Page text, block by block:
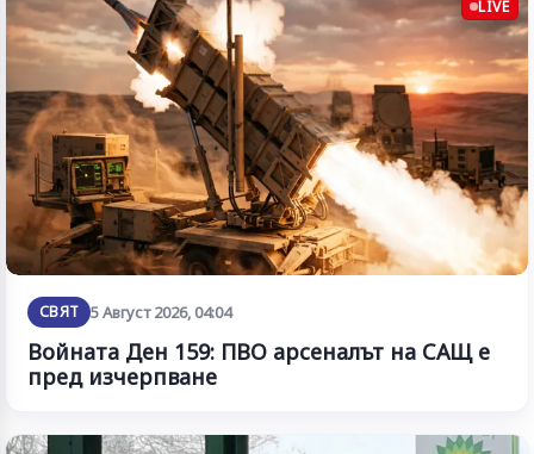
LIVE
СВЯТ 5 Август 2026, 04:04
Войната Ден 159: ПВО арсеналът на САЩ е
пред изчерпване